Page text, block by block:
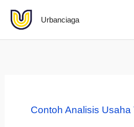
Lewati
konten
Urbanciaga
Contoh Analisis Usaha